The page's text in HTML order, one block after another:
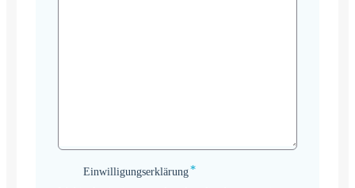
Einwilligungserklärung
Einwilligungserklärung*